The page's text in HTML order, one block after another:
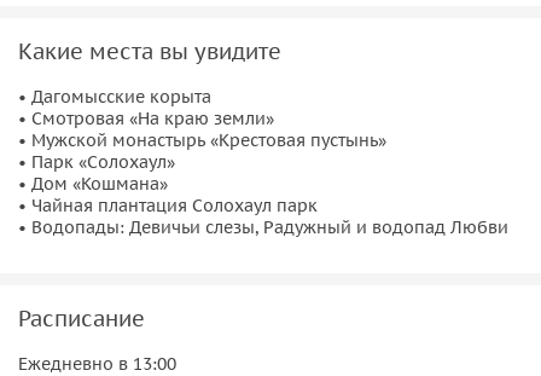
22:00
Завершение экскурсии
Какие места вы увидите
• Дагомысские корыта
• Смотровая «На краю земли»
• Мужской монастырь «Крестовая пустынь»
• Парк «Солохаул»
• Дом «Кошмана»
• Чайная плантация Солохаул парк
• Водопады: Девичьи слезы, Радужный и водопад Любви
Расписание
Ежедневно в 13:00